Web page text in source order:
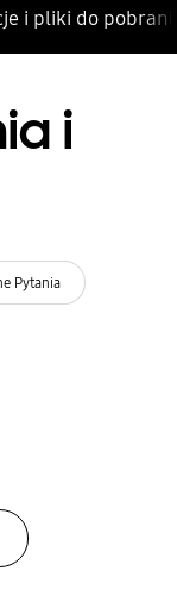
i pliki do
i
Pytania